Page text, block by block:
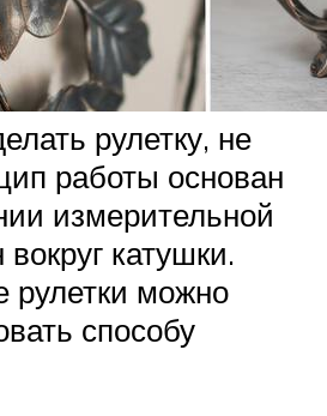
рулетку, не
работы основан
измерительной
катушки.
рулетки можно
способу